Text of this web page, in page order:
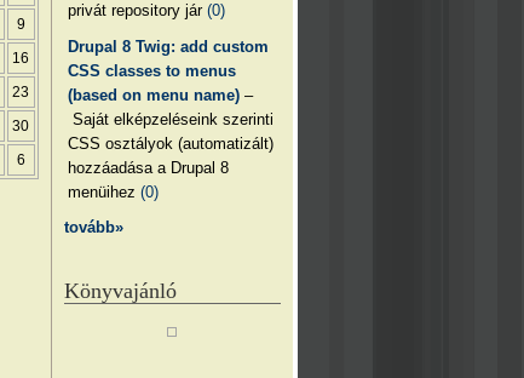
privát repository jár(0)
Drupal 8 Twig: add custom
CSS classes to menus
(based on menu name) –
Saját elképzeléseink szerinti
CSS osztályok (automatizált)
hozzáadása a Drupal 8
menüihez(0)
tovább»
Könyvajánló
9
16
23
30
6